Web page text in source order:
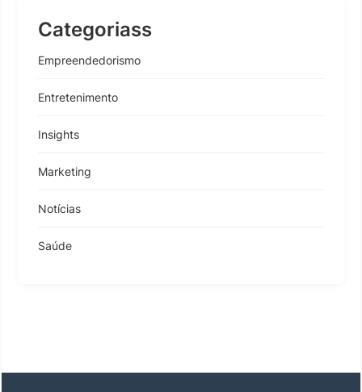
Categoriass
Empreendedorismo
Entretenimento
Insights
Marketing
Notícias
Saúde